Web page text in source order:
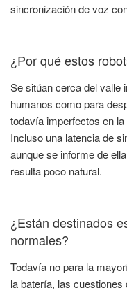
sincronización de voz
¿Por qué estos
Se sitúan cerca del valle
humanos como para
todavía imperfectos en
Incluso una latencia de
aunque se informe de
resulta poco natural.
¿Están destinados
normales?
Todavía no para la
la batería, las